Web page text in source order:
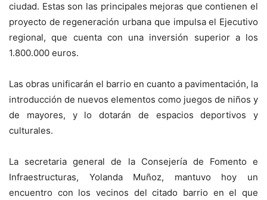
ciudad. Estas son las principales mejoras que contienen el
proyecto de regeneración urbana que impulsa el Ejecutivo
regional, que cuenta con una inversión superior a los
1.800.000 euros.
Las obras unificarán el barrio en cuanto a pavimentación, la
introducción de nuevos elementos como juegos de niños y
de mayores, y lo dotarán de espacios deportivos y
culturales.
La secretaria general de la Consejería de Fomento e
Infraestructuras, Yolanda Muñoz, mantuvo hoy un
encuentro con los vecinos del citado barrio en el que